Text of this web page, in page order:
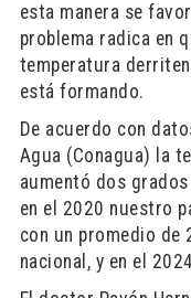
esta manera se
problema radica en
temperatura
está formando.
De acuerdo con
Agua (Conagua) la
aumentó dos
en el 2020 nuestro
con un promedio de
nacional, y en el